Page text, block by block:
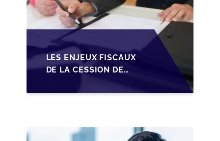
LES ENJEUX FISCAUX
DE LA CESSION DE
LES DIRIGEANTS DE